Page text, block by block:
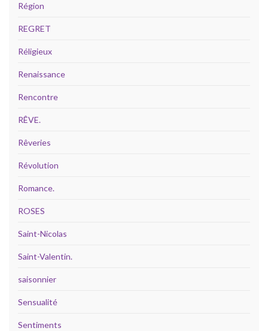
Région
REGRET
Réligieux
Renaissance
Rencontre
RÊVE.
Rêveries
Révolution
Romance.
ROSES
Saint-Nicolas
Saint-Valentin.
saisonnier
Sensualité
Sentiments